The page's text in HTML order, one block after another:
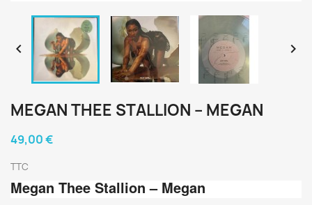
 
MEGAN THEE STALLION ‎– MEGAN
49,00 €
TTC
Megan Thee Stallion ‎– Megan